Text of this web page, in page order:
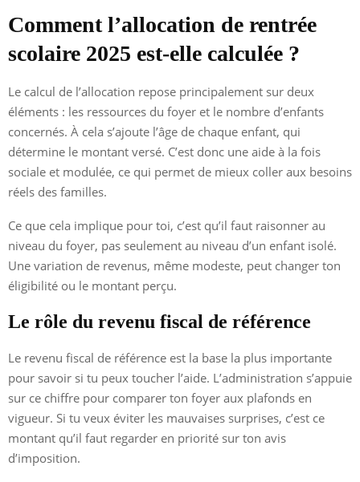
Comment l’allocation de rentrée
scolaire 2025 est-elle calculée ?
Le calcul de l’allocation repose principalement sur deux
éléments : les ressources du foyer et le nombre d’enfants
concernés. À cela s’ajoute l’âge de chaque enfant, qui
détermine le montant versé. C’est donc une aide à la fois
sociale et modulée, ce qui permet de mieux coller aux besoins
réels des familles.
Ce que cela implique pour toi, c’est qu’il faut raisonner au
niveau du foyer, pas seulement au niveau d’un enfant isolé.
Une variation de revenus, même modeste, peut changer ton
éligibilité ou le montant perçu.
Le rôle du revenu fiscal de référence
Le revenu fiscal de référence est la base la plus importante
pour savoir si tu peux toucher l’aide. L’administration s’appuie
sur ce chiffre pour comparer ton foyer aux plafonds en
vigueur. Si tu veux éviter les mauvaises surprises, c’est ce
montant qu’il faut regarder en priorité sur ton avis
d’imposition.